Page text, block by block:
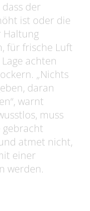
der
ist oder die
Haltung
für frische Luft
achten
„Nichts
daran
warnt
muss
gebracht
atmet nicht,
einer
werden.